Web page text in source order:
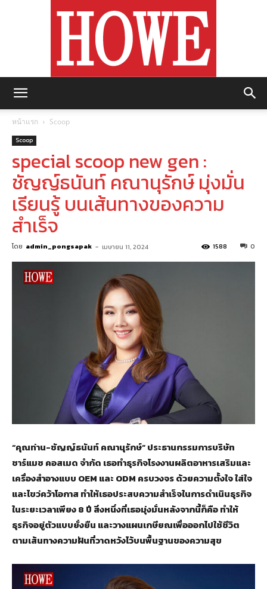
หน้าแรก Scoop
Scoop
special scoop new gen :
ชัญญ์ธนันท์ คณานุรักษ์ มุ่งมั่น
เรียนรู้ บนเส้นทางของความ
สำเร็จ
โดย admin_pongsapak - เมษายน 11, 2024 0
1588
“คุณท่าน-ชัญญ์ธนันท์ คณานุรักษ์” ประธานกรรมการบริษัท
ชาร์แมซ คอสเมด จำกัด เธอทำธุรกิจโรงงานผลิตอาหารเสริมและ
เครื่องสำอางแบบ OEM และ ODM ครบวงจร ด้วยความตั้งใจ ใส่ใจ
และไขว่คว้าโอกาส ทำให้เธอประสบความสำเร็จในการดำเนินธุรกิจ
ในระยะเวลาเพียง 8 ปี สิ่งหนึ่งที่เธอมุ่งมั่นหลังจากนี้ก็คือ ทำให้
ธุรกิจอยู่ตัวแบบยั่งยืน และวางแผนเกษียณเพื่อออกไปใช้ชีวิต
ตามเส้นทางความฝันที่วาดหวังไว้บนพื้นฐานของความสุข